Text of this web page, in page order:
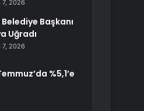
7, 2026
Başkanı
Uğradı
7, 2026
%5,1’e